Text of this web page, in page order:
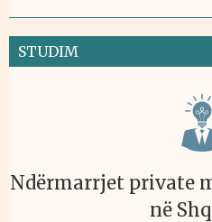
STUDIM
Ndërmarrjet private
në